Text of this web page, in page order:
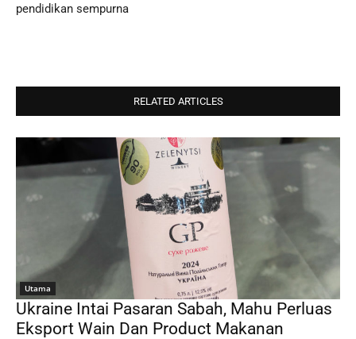
pendidikan sempurna
RELATED ARTICLES
Utama
Ukraine Intai Pasaran Sabah, Mahu Perluas
Eksport Wain Dan Product Makanan